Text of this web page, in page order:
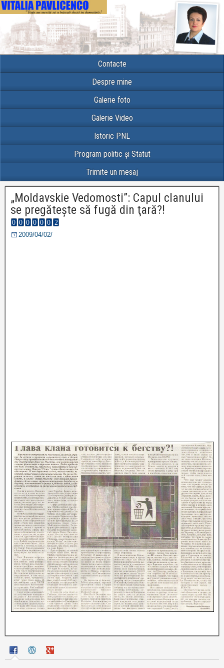
Contacte
Despre mine
Galerie foto
Galerie Video
Istoric PNL
Program politic și Statut
Trimite un mesaj
„Moldavskie Vedomosti”: Capul clanului
se pregăteşte să fugă din ţară?!
2009/04/02/